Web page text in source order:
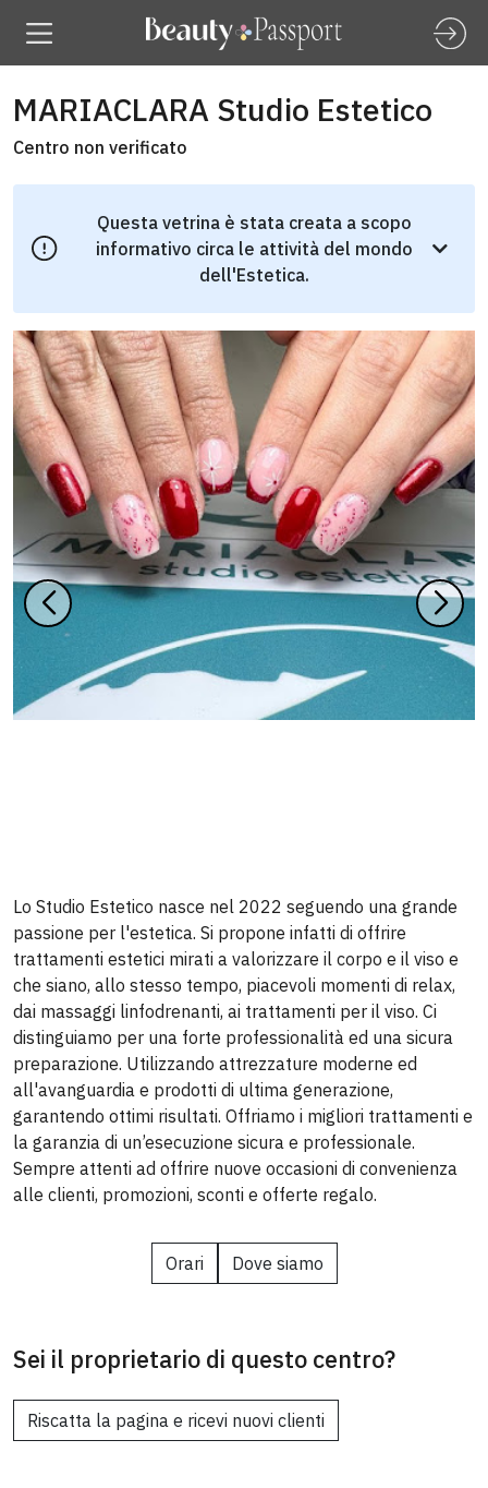
MARIACLARA Studio Estetico
Centro non verificato
Questa vetrina è stata creata a scopo
informativo circa le attività del mondo
dell'Estetica.
Lo Studio Estetico nasce nel 2022 seguendo una grande
passione per l'estetica. Si propone infatti di offrire
trattamenti estetici mirati a valorizzare il corpo e il viso e
che siano, allo stesso tempo, piacevoli momenti di relax,
dai massaggi linfodrenanti, ai trattamenti per il viso. Ci
distinguiamo per una forte professionalità ed una sicura
preparazione. Utilizzando attrezzature moderne ed
all'avanguardia e prodotti di ultima generazione,
garantendo ottimi risultati. Offriamo i migliori trattamenti e
la garanzia di un’esecuzione sicura e professionale.
Sempre attenti ad offrire nuove occasioni di convenienza
alle clienti, promozioni, sconti e offerte regalo.
Orari Dove siamo
Sei il proprietario di questo centro?
Riscatta la pagina e ricevi nuovi clienti